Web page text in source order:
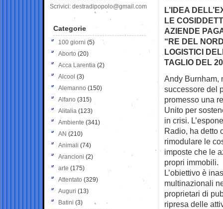
L’IDEA
LE
AZIENDE
“RE DEL
LOGISTICI
TAGLIO DEL
Andy Burnham,
successore del
promesso una
Unito per
in crisi.
Radio, ha detto
rimodulare le
imposte che le
propri immobili.
L’obiettivo è
multinazionali
proprietari di
ripresa delle
Scrivici: destradipopolo@gmail.com
Categorie
100 giorni (5)
Aborto (20)
Acca Larentia (2)
Alcool (3)
Alemanno (150)
Alfano (315)
Alitalia (123)
Ambiente (341)
AN (210)
Animali (74)
Arancioni (2)
arte (175)
Attentato (329)
Auguri (13)
Batini (3)